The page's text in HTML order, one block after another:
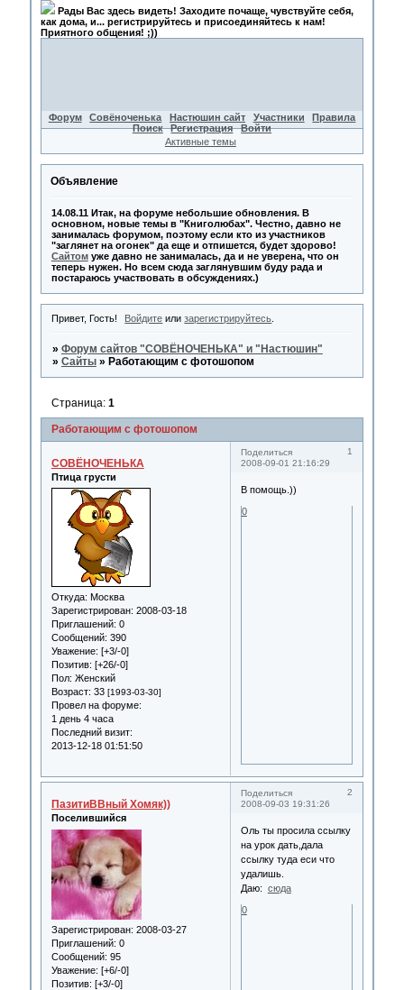
Рады Вас здесь видеть! Заходите почаще, чувствуйте себя,
как дома, и... регистрируйтесь и присоединяйтесь к нам!
Приятного общения! ;))
Форум Совёноченька Настюшин сайт Участники
Правила
Поиск
Регистрация
Войти
Активные темы
Объявление
14.08.11 Итак, на форуме небольшие обновления. В
основном, новые темы в "Книголюбах". Честно, давно не
занималась форумом, поэтому если кто из участников
"заглянет на огонек" да еще и отпишется, будет здорово!
Сайтомуже давно не занималась, да и не уверена, что он
теперь нужен. Но всем сюда заглянувшим буду рада и
постараюсь участвовать в обсуждениях.)
Привет, Гость! Войдите илизарегистрируйтесь
» Форум сайтов "СОВЁНОЧЕНЬКА" и "Настюшин"
» Сайты » Работающим с фотошопом
Работающим с фотошопом
Страница: 1
Поделиться
1
2008-09-01 21:16:29
СОВЁНОЧЕНЬКА
Птица грусти
Откуда: Москва
Зарегистрирован: 2008-03-18
Приглашений: 0
Сообщений: 390
Уважение: [+3/-0]
Позитив: [+26/-0]
Пол: Женский
Возраст: 33 [1993-03-30]
Провел на форуме:
1 день 4 часа
Последний визит:
2013-12-18 01:51:50
В помощь.))
0
Поделиться
2
2008-09-03 19:31:26
ПазитиВВный Хомяк))
Поселившийся
Зарегистрирован: 2008-03-27
Приглашений: 0
Сообщений: 95
Уважение: [+6/-0]
Позитив: [+3/-0]
Оль ты просила ссылку
на урок дать,дала
ссылку туда еси что
удалишь.
Даю: сюда
0